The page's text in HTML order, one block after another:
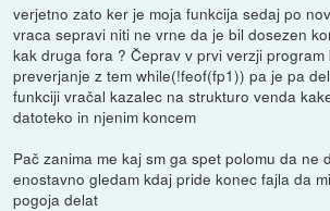
verjetno zato ker je moja funkcija sedaj po
vraca sepravi niti ne vrne da je bil dosezen
kak druga fora ? Čeprav v prvi verzji program
preverjanje z tem while(!feof(fp1)) pa je pa
funkciji vračal kazalec na strukturo venda
datoteko in njenim koncem
Pač zanima me kaj sm ga spet polomu da ne
enostavno gledam kdaj pride konec fajla da
pogoja delat